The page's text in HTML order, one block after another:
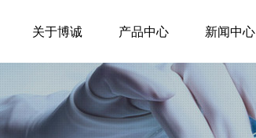
关于博诚 产品中心 新闻中心